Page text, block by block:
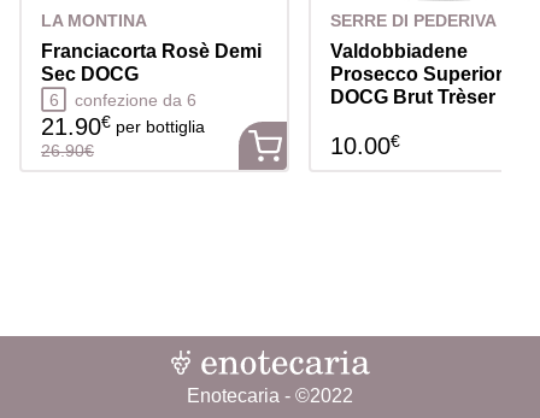
LA MONTINA
Franciacorta Rosè Demi
Sec DOCG
6 confezione da 6
21.90€ per bottiglia
26.90€
SERRE DI PEDERIVA
Valdobbiadene
Prosecco Superiore
DOCG Brut Trèser
10.00€
Enotecaria - ©2022